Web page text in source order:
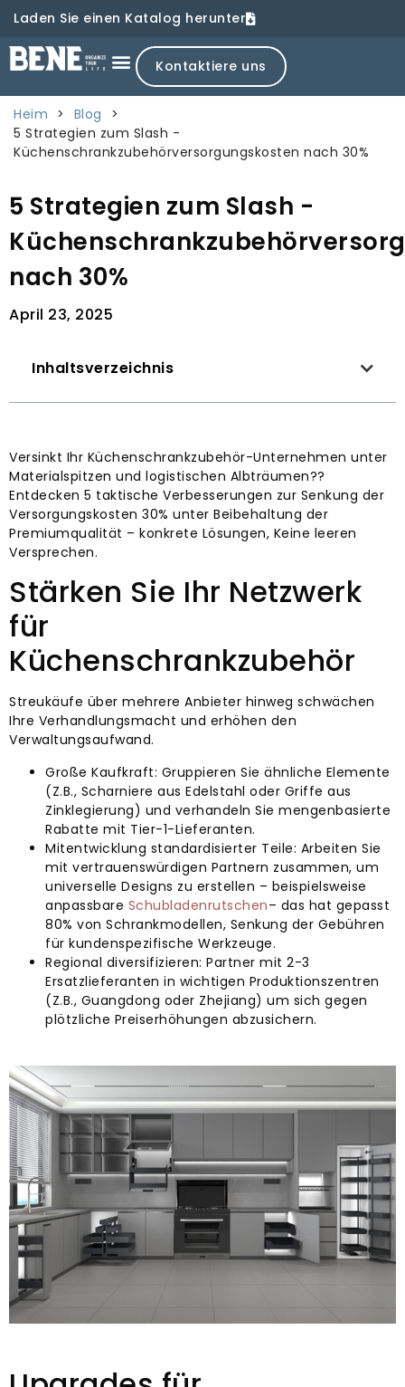
Laden Sie einen Katalog herunter
Kontaktiere uns
Heim > Blog
>
5 Strategien zum Slash -
Küchenschrankzubehörversorgungskosten nach 30%
5 Strategien zum Slash -
nach 30%
April 23, 2025
Inhaltsverzeichnis
Versinkt Ihr Küchenschrankzubehör-Unternehmen unter
Materialspitzen und logistischen Albträumen??
Entdecken 5 taktische Verbesserungen zur Senkung der
Versorgungskosten 30% unter Beibehaltung der
Premiumqualität – konkrete Lösungen, Keine leeren
Versprechen.
Stärken Sie Ihr Netzwerk
für
Küchenschrankzubehör
Streukäufe über mehrere Anbieter hinweg schwächen
Ihre Verhandlungsmacht und erhöhen den
Verwaltungsaufwand.
Große Kaufkraft: Gruppieren Sie ähnliche Elemente
(Z.B., Scharniere aus Edelstahl oder Griffe aus
Zinklegierung) und verhandeln Sie mengenbasierte
Rabatte mit Tier-1-Lieferanten.
Mitentwicklung standardisierter Teile: Arbeiten Sie
mit vertrauenswürdigen Partnern zusammen, um
universelle Designs zu erstellen – beispielsweise
anpassbare Schubladenrutschen– das hat gepasst
80% von Schrankmodellen, Senkung der Gebühren
für kundenspezifische Werkzeuge.
Regional diversifizieren: Partner mit 2-3
Ersatzlieferanten in wichtigen Produktionszentren
(Z.B., Guangdong oder Zhejiang) um sich gegen
plötzliche Preiserhöhungen abzusichern.